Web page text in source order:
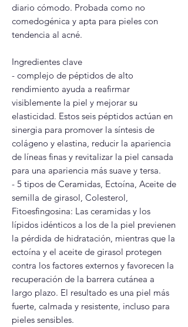
diario cómodo. Probada como no
comedogénica y apta para pieles con
tendencia al acné.
Ingredientes clave
- complejo de péptidos de alto
rendimiento ayuda a reafirmar
visiblemente la piel y mejorar su
elasticidad. Estos seis péptidos actúan en
sinergia para promover la síntesis de
colágeno y elastina, reducir la apariencia
de líneas finas y revitalizar la piel cansada
para una apariencia más suave y tersa.
- 5 tipos de Ceramidas, Ectoína, Aceite de
semilla de girasol, Colesterol,
Fitoesfingosina: Las ceramidas y los
lípidos idénticos a los de la piel previenen
la pérdida de hidratación, mientras que la
ectoína y el aceite de girasol protegen
contra los factores externos y favorecen la
recuperación de la barrera cutánea a
largo plazo. El resultado es una piel más
fuerte, calmada y resistente, incluso para
pieles sensibles.